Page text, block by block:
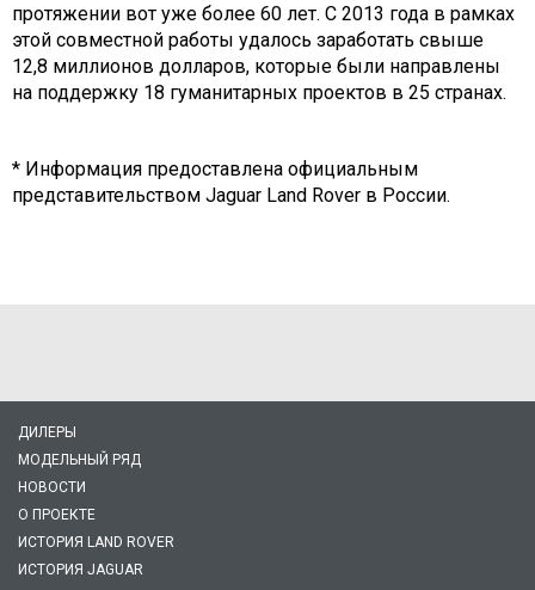
протяжении вот уже более 60 лет. С 2013 года в рамках
этой совместной работы удалось заработать свыше
12,8 миллионов долларов, которые были направлены
на поддержку 18 гуманитарных проектов в 25 странах.
* Информация предоставлена официальным
представительством Jaguar Land Rover в России.
ДИЛЕРЫ
МОДЕЛЬНЫЙ РЯД
НОВОСТИ
О ПРОЕКТЕ
ИСТОРИЯ LAND ROVER
ИСТОРИЯ JAGUAR